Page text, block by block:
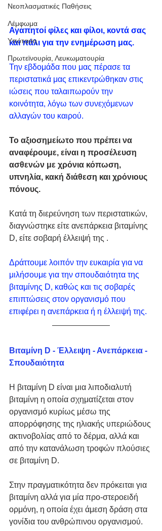
Νεοπλασματικές Παθήσεις
Λέμφωμα
Υπόταση
Πρωτεϊνουρία, Λευκωματουρία
Αγαπητοί φίλες και φίλοι, κοντά σας
και πάλι για την ενημέρωση μας.
Την εβδομάδα που μας πέρασε τα
περιστατικά μας επικεντρώθηκαν στις
ιώσεις που ταλαιπωρούν την
κοινότητα, λόγω των συνεχόμενων
αλλαγών του καιρού.
Το αξιοσημείωτο που πρέπει να
αναφέρουμε, είναι η προσέλευση
ασθενών με χρόνια κόπωση,
υπνηλία, κακή διάθεση και χρόνιους
πόνους.
Κατά τη διερεύνηση των περιστατικών,
διαγνώστηκε είτε ανεπάρκεια βιταμίνης
D, είτε σοβαρή έλλειψή της .
Δράττουμε λοιπόν την ευκαιρία για να
μιλήσουμε για την σπουδαιότητα της
βιταμίνης D, καθώς και τις σοβαρές
επιπτώσεις στον οργανισμό που
επιφέρει η ανεπάρκεια ή η έλλειψή της.
Βιταμίνη D - Έλλειψη - Ανεπάρκεια -
Σπουδαιότητα ​
Η βιταμίνη D είναι μια λιποδιαλυτή
βιταμίνη η οποία σχηματίζεται στον
οργανισμό κυρίως μέσω της
απορρόφησης της ηλιακής υπεριώδους
ακτινοβολίας από το δέρμα, αλλά και
από την κατανάλωση τροφών πλούσιες
σε βιταμίνη D.​
Στην πραγματικότητα δεν πρόκειται για
βιταμίνη αλλά για μία προ-στεροειδή
ορμόνη, η οποία έχει άμεση δράση στα
γονίδια του ανθρώπινου οργανισμού.